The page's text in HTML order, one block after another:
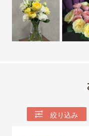
絞り込み